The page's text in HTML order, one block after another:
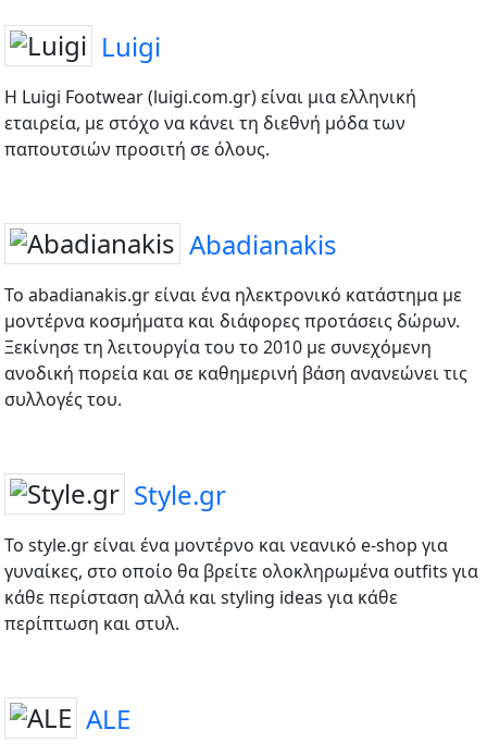
Luigi
Η Luigi Footwear (luigi.com.gr) είναι μια ελληνική
εταιρεία, με στόχο να κάνει τη διεθνή μόδα των
παπουτσιών προσιτή σε όλους.
Abadianakis
Το abadianakis.gr είναι ένα ηλεκτρονικό κατάστημα με
μοντέρνα κοσμήματα και διάφορες προτάσεις δώρων.
Ξεκίνησε τη λειτουργία του το 2010 με συνεχόμενη
ανοδική πορεία και σε καθημερινή βάση ανανεώνει τις
συλλογές του.
Style.gr
Το style.gr είναι ένα μοντέρνο και νεανικό e-shop για
γυναίκες, στο οποίο θα βρείτε ολοκληρωμένα outfits για
κάθε περίσταση αλλά και styling ideas για κάθε
περίπτωση και στυλ.
ALE